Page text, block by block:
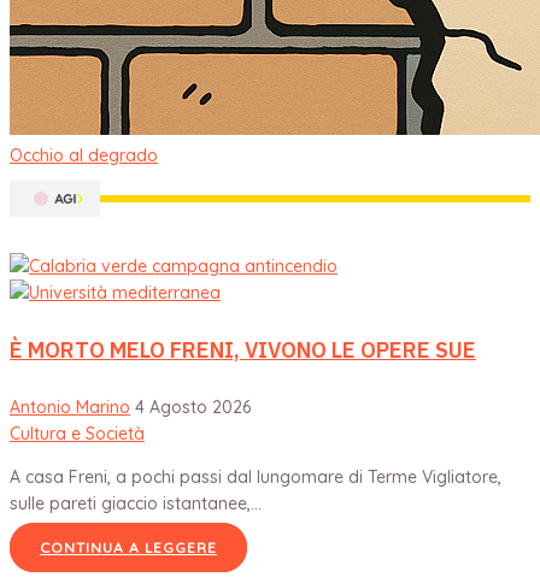
Occhio al degrado
È MORTO MELO FRENI, VIVONO LE OPERE SUE
Antonio Marino 4 Agosto 2026
Cultura e Società
A casa Freni, a pochi passi dal lungomare di Terme Vigliatore,
sulle pareti giaccio istantanee,...
CONTINUA A LEGGERE